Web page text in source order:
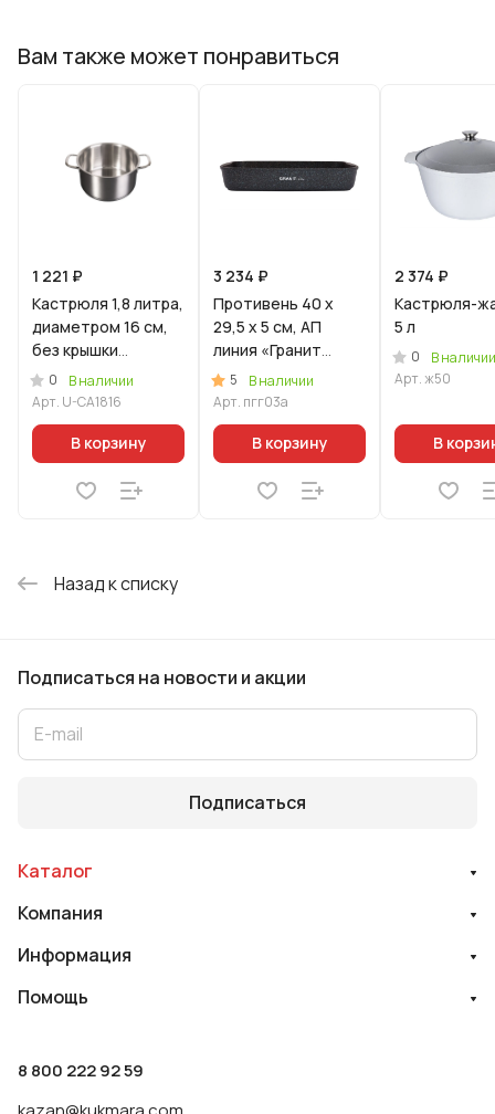
Вам также может понравиться
1 221 ₽
Кастрюля 1,8 литра,
диаметром 16 см,
без крышки
(Уцененный товар)
0
В наличии
Арт. U-CA1816
В корзину
3 234 ₽
Противень 40 x
29,5 x 5 см, АП
линия «Гранит
Ультра» (Синий)
5
В наличии
Арт. пгг03а
В корзину
2 374 ₽
Кастрюля-
5 л
0
В наличии
Арт.ж50
В
Назад к списку
Подписаться на новости и акции
Подписаться
Каталог
Компания
Информация
Помощь
8 800 222 92 59